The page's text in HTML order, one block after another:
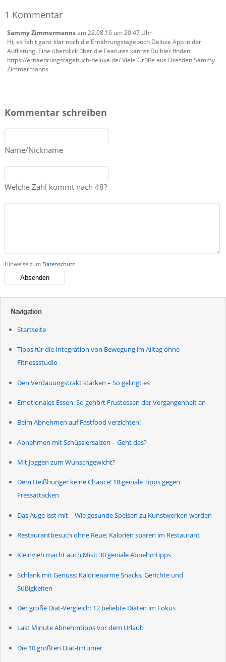
1 Kommentar
Sammy Zimmermannsam 22.08.16 um 20:47 Uhr
Hi, es fehlt ganz klar noch die Ernährungstagebuch Deluxe App in der
Auflistung. Eine überblick über die Features kannst Du hier finden:
https://ernaehrungstagebuch-deluxe.de/ Viele Grüße aus Dresden Sammy
Zimmermanns
Kommentar schreiben
Name/Nickname
Welche Zahl kommt nach 48?
Hinweise zum Datenschutz
Navigation
Startseite
Tipps für die Integration von Bewegung im Alltag ohne
Fitnessstudio
Den Verdauungstrakt stärken – So gelingt es
Emotionales Essen: So gehört Frustessen der Vergangenheit an
Beim Abnehmen auf Fastfood verzichten!
Abnehmen mit Schüsslersalzen – Geht das?
Mit Joggen zum Wunschgewicht?
Dem Heißhunger keine Chance! 18 geniale Tipps gegen
Fressattacken
Das Auge isst mit – Wie gesunde Speisen zu Kunstwerken werden
Restaurantbesuch ohne Reue: Kalorien sparen im Restaurant
Kleinvieh macht auch Mist: 30 geniale Abnehmtipps
Schlank mit Genuss: Kalorienarme Snacks, Gerichte und
Süßigkeiten
Der große Diät-Vergleich: 12 beliebte Diäten im Fokus
Last Minute Abnehmtipps vor dem Urlaub
Die 10 größten Diät-Irrtümer